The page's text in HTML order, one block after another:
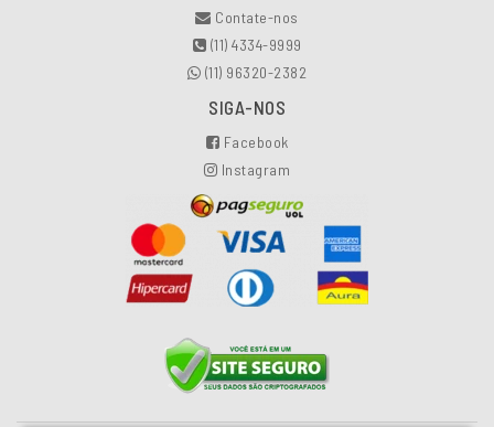
Contate-nos
(11) 4334-9999
(11) 96320-2382
SIGA-NOS
Facebook
Instagram